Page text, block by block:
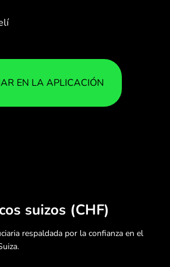
EN LA APLICACIÓN
suizos (CHF)
respaldada por la confianza en el